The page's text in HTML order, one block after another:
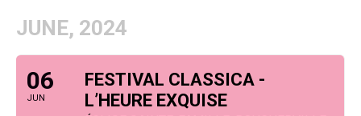
JUNE, 2024
06
JUN
FESTIVAL CLASSICA -
L’HEURE EXQUISE